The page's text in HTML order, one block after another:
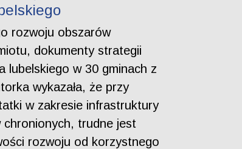
rozwoju obszarów
dokumenty strategii
lubelskiego w 30 gminach z
wykazała, że przy
w zakresie infrastruktury
trudne jest
rozwoju od korzystnego